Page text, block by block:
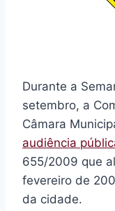
Durante a
setembro, a
Câmara
audiência
655/2009 que
fevereiro de
da cidade.